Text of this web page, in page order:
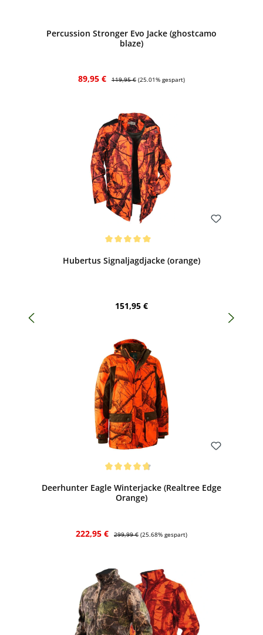
Percussion Stronger Evo Jacke (ghostcamo
blaze)
Verkaufspreis:
89,95 € Regulärer Preis:
119,95 € (25.01% gespart)
Hubertus Signaljagdjacke (orange)
Regulärer Preis:
151,95 €
Deerhunter Eagle Winterjacke (Realtree Edge
Orange)
Verkaufspreis:
222,95 € 299,99 € (25.68% gespart)